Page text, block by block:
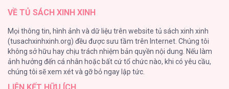
44
Cash Or Credit
44
VỀ TỦ SÁCH XINH XINH
Mọi thông tin, hình ảnh và dữ liệu trên website tủ sách xinh xinh
(tusachxinhxinh.org) đều được sưu tầm trên Internet. Chúng tôi
không sở hữu hay chịu trách nhiệm bản quyền nội dung. Nếu làm
ảnh hưởng đến cá nhân hoặc bất cứ tổ chức nào, khi có yêu cầu,
chúng tôi sẽ xem xét và gỡ bỏ ngay lập tức.